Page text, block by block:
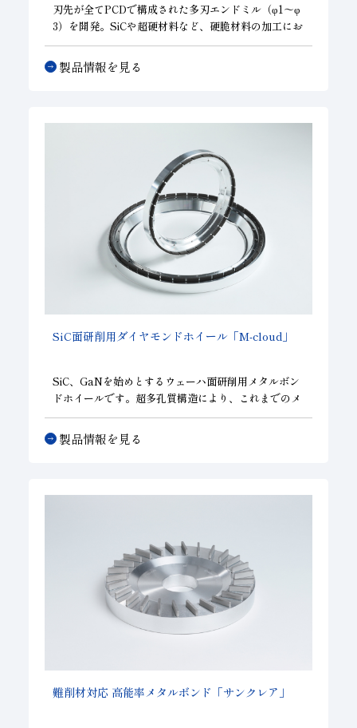
刃先が全てPCDで構成された多刃エンドミル（φ1～φ
3）を開発。SiCや超硬材料など、硬脆材料の加工にお
いて、高精度・高寿命を両立し、お客様の高能率加工
を実現致します。φ3の径で25枚刃と小径ながら刃数が
多いところが特徴です。
製品情報を見る
SiC面研削用ダイヤモンドホイール「M-cloud」
SiC、GaNを始めとするウェーハ面研削用メタルボン
ドホイールです。超多孔質構造により、これまでのメ
タルボンドホイールでは適用できなかった細かな粒度
の研削を実現し、同じ粒度のビトリファイドボンドホ
イールと比較して切れ味と耐摩耗性に優れています。
製品情報を見る
難削材対応 高能率メタルボンド「サンクレア」